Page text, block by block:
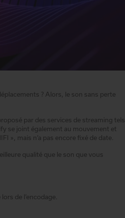
? Alors, le son sans perte
par des services de streaming tels
se joint également au mouvement et
», mais n’a pas encore fixé de date.
qualité que le son que vous
de l’encodage.